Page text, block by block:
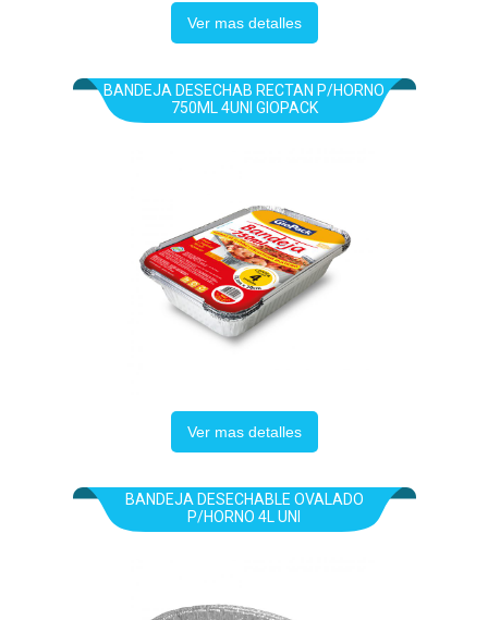
Ver mas detalles
BANDEJA DESECHAB RECTAN P/HORNO
750ML 4UNI GIOPACK
Ver mas detalles
BANDEJA DESECHABLE OVALADO
P/HORNO 4L UNI